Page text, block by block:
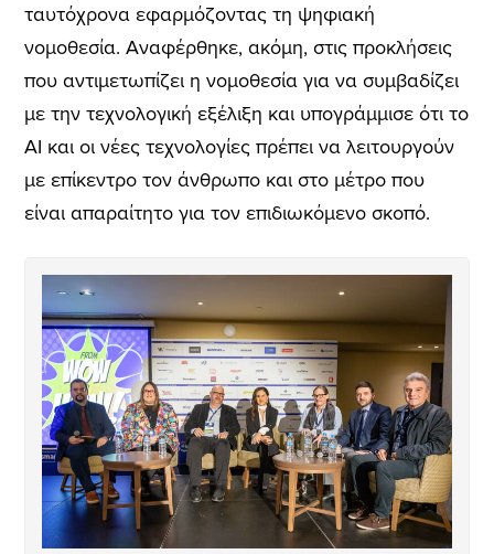
ταυτόχρονα εφαρμόζοντας τη ψηφιακή
νομοθεσία. Αναφέρθηκε, ακόμη, στις προκλήσεις
που αντιμετωπίζει η νομοθεσία για να συμβαδίζει
με την τεχνολογική εξέλιξη και υπογράμμισε ότι το
AI και οι νέες τεχνολογίες πρέπει να λειτουργούν
με επίκεντρο τον άνθρωπο και στο μέτρο που
είναι απαραίτητο για τον επιδιωκόμενο σκοπό.